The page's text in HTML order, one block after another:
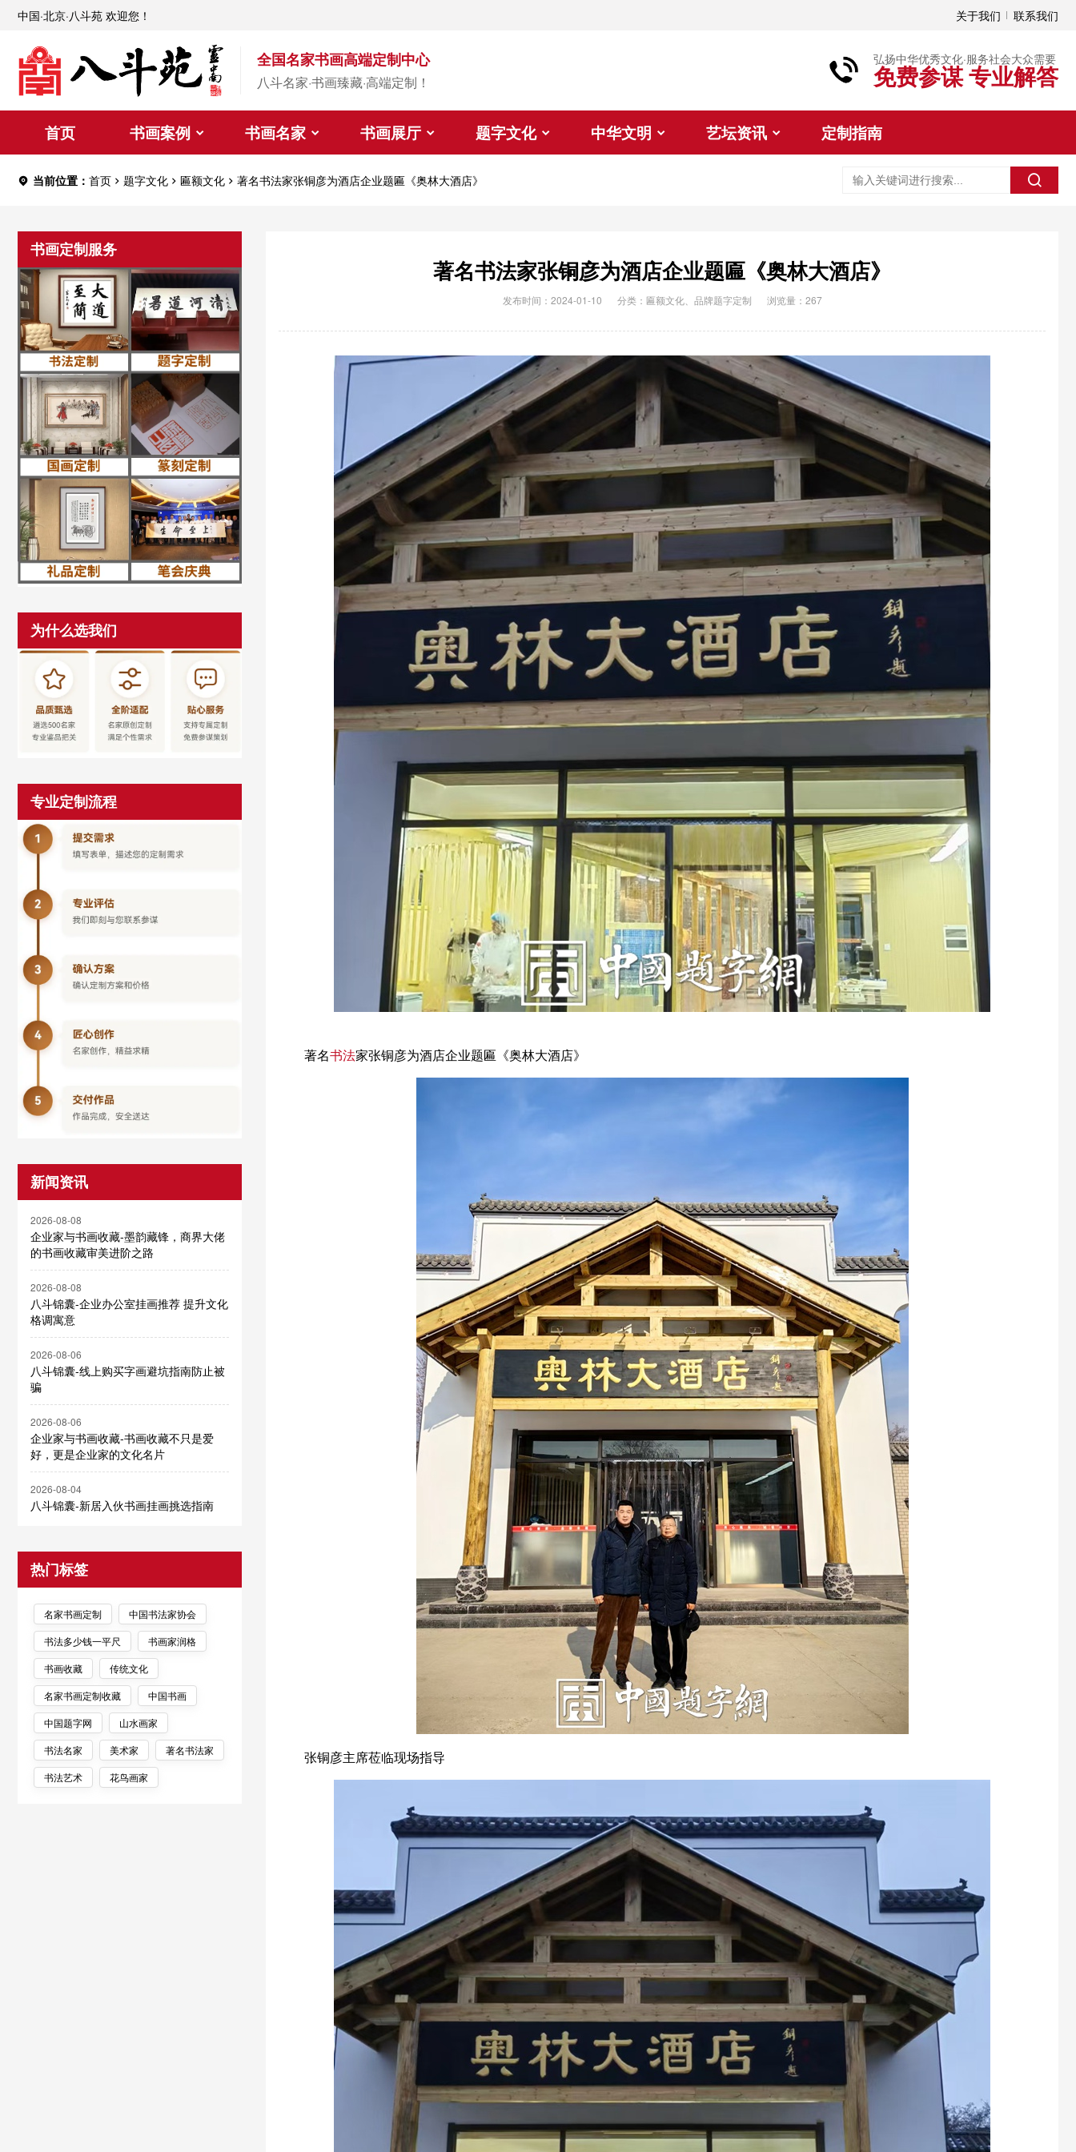
中国·北京·八斗苑 欢迎您！ 关于我们 联系我们
全国名家书画高端定制中心
八斗名家·书画臻藏·高端定制！
弘扬中华优秀文化·服务社会大众需要
免费参谋 专业解答
首页 书画案例 书画名家 书画展厅 题字文化 中华文明 艺坛资讯 定制指南
当前位置： 首页 题字文化 匾额文化 著名书法家张铜彦为酒店企业题匾《奥林大酒店》
书画定制服务
为什么选我们
专业定制流程
新闻资讯
2026-08-08
企业家与书画收藏-墨韵藏锋，商界大佬
的书画收藏审美进阶之路
2026-08-08
八斗锦囊-企业办公室挂画推荐 提升文化
格调寓意
2026-08-06
八斗锦囊-线上购买字画避坑指南防止被
骗
2026-08-06
企业家与书画收藏-书画收藏不只是爱
好，更是企业家的文化名片
2026-08-04
八斗锦囊-新居入伙书画挂画挑选指南
热门标签
名家书画定制
中国书法家协会
书法多少钱一平尺
书画家润格
书画收藏
传统文化
名家书画定制收藏
中国书画
中国题字网
山水画家
书法名家
美术家
著名书法家
书法艺术
花鸟画家
著名书法家张铜彦为酒店企业题匾《奥林大酒店》
发布时间：2024-01-10 分类： 匾额文化、 品牌题字定制 浏览量：267
著名书法家张铜彦为酒店企业题匾《奥林大酒店》
张铜彦主席莅临现场指导